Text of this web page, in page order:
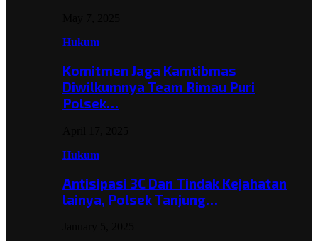
Hukum
Komitmen Jaga Kamtibmas
Diwilkumnya Team Rimau Puri
Polsek…
Hukum
Antisipasi 3C Dan Tindak Kejahatan
lainya, Polsek Tanjung…